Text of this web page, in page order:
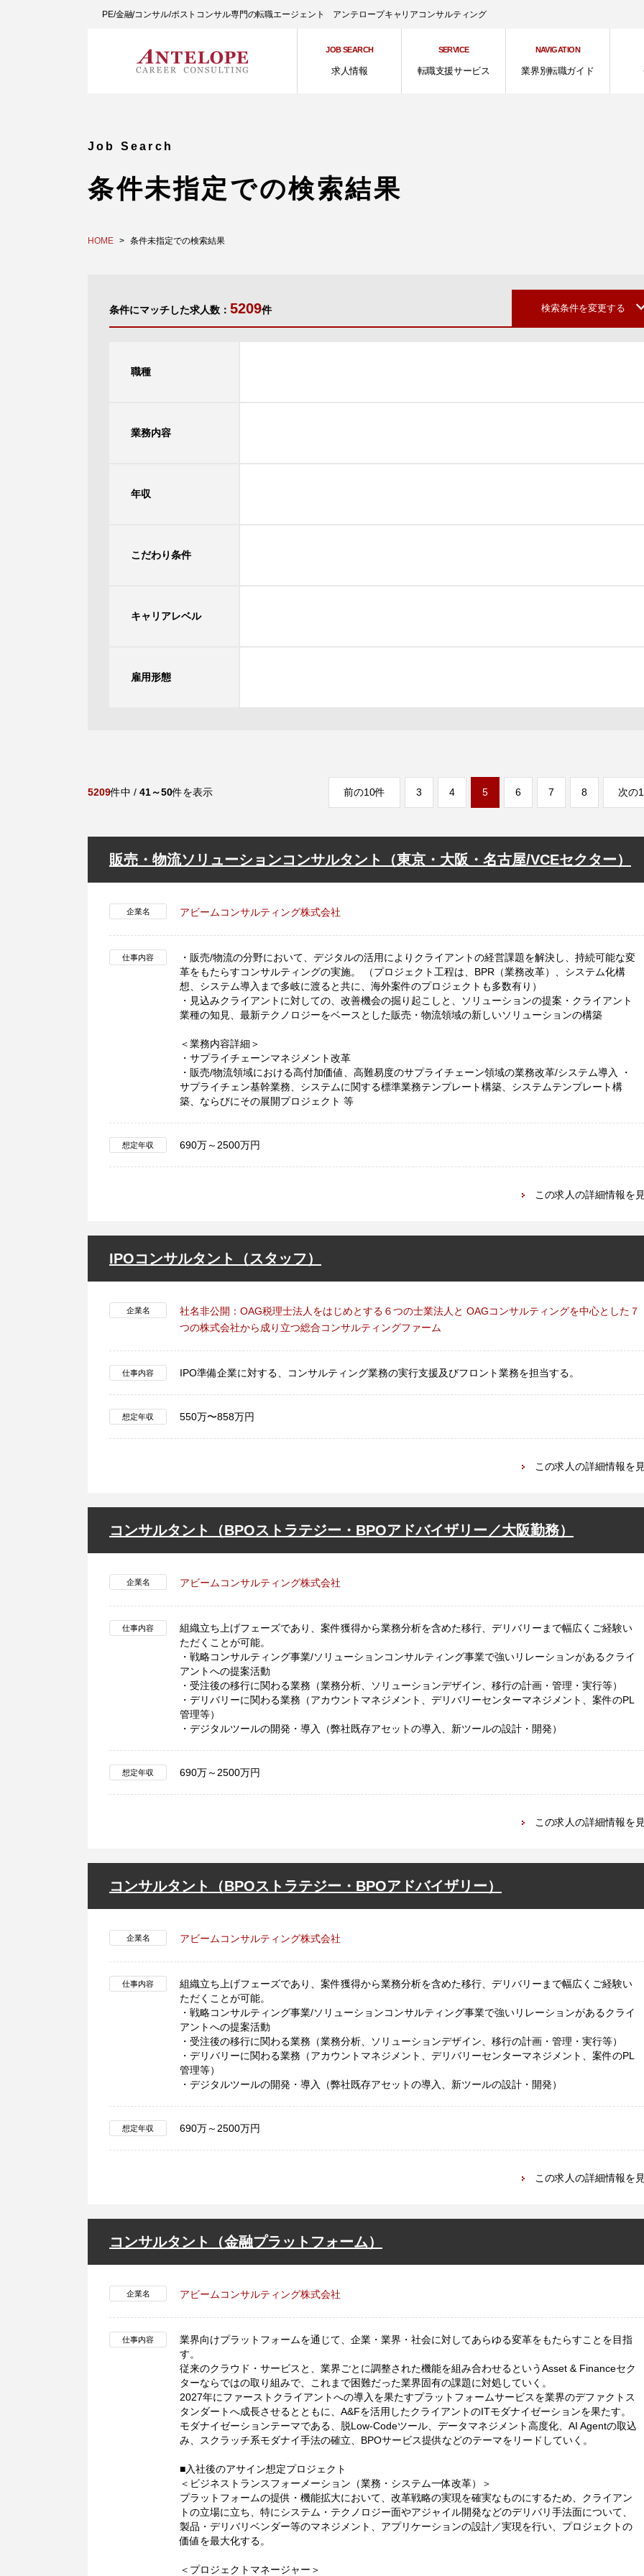
PE/金融/コンサル/ポストコンサル専門の転職エージェント アンテロープキャリアコンサルティング
JOB SEARCH
求人情報
SERVICE
転職支援サービス
NAVIGATION
業界別転職ガイド
Job Search
条件未指定での検索結果
HOME 条件未指定での検索結果
条件にマッチした求人数： 5209件 検索条件を変更する
職種
業務内容
年収
こだわり条件
キャリアレベル
雇用形態
5209件中 / 41～50件を表示 前の10件 3 4 5 6 7 8 次の
販売・物流ソリューションコンサルタント（東京・大阪・名古屋/VCEセクター）
企業名 アビームコンサルティング株式会社
仕事内容
・販売/物流の分野において、デジタルの活用によりクライアントの経営課題を解決し、持続可能な変
革をもたらすコンサルティングの実施。 （プロジェクト工程は、BPR（業務改革）、システム化構
想、システム導入まで多岐に渡ると共に、海外案件のプロジェクトも多数有り）
・見込みクライアントに対しての、改善機会の掘り起こしと、ソリューションの提案・クライアント
業種の知見、最新テクノロジーをベースとした販売・物流領域の新しいソリューションの構築
＜業務内容詳細＞
・サプライチェーンマネジメント改革
・販売/物流領域における高付加価値、高難易度のサプライチェーン領域の業務改革/システム導入 ・
サプライチェン基幹業務、システムに関する標準業務テンプレート構築、システムテンプレート構
築、ならびにその展開プロジェクト 等
想定年収 690万～2500万円
この求人の詳細情報を
IPOコンサルタント（スタッフ）
企業名
社名非公開：OAG税理士法人をはじめとする６つの士業法人と OAGコンサルティングを中心とした７
つの株式会社から成り立つ総合コンサルティングファーム
仕事内容 IPO準備企業に対する、コンサルティング業務の実行支援及びフロント業務を担当する。
想定年収 550万〜858万円
この求人の詳細情報を
コンサルタント（BPOストラテジー・BPOアドバイザリー／大阪勤務）
企業名 アビームコンサルティング株式会社
仕事内容
組織立ち上げフェーズであり、案件獲得から業務分析を含めた移行、デリバリーまで幅広くご経験い
ただくことが可能。
・戦略コンサルティング事業/ソリューションコンサルティング事業で強いリレーションがあるクライ
アントへの提案活動
・受注後の移行に関わる業務（業務分析、ソリューションデザイン、移行の計画・管理・実行等）
・デリバリーに関わる業務（アカウントマネジメント、デリバリーセンターマネジメント、案件のPL
管理等）
・デジタルツールの開発・導入（弊社既存アセットの導入、新ツールの設計・開発）
想定年収 690万～2500万円
この求人の詳細情報を
コンサルタント（BPOストラテジー・BPOアドバイザリー）
企業名 アビームコンサルティング株式会社
仕事内容
組織立ち上げフェーズであり、案件獲得から業務分析を含めた移行、デリバリーまで幅広くご経験い
ただくことが可能。
・戦略コンサルティング事業/ソリューションコンサルティング事業で強いリレーションがあるクライ
アントへの提案活動
・受注後の移行に関わる業務（業務分析、ソリューションデザイン、移行の計画・管理・実行等）
・デリバリーに関わる業務（アカウントマネジメント、デリバリーセンターマネジメント、案件のPL
管理等）
・デジタルツールの開発・導入（弊社既存アセットの導入、新ツールの設計・開発）
想定年収 690万～2500万円
この求人の詳細情報を
コンサルタント（金融プラットフォーム）
企業名 アビームコンサルティング株式会社
仕事内容
業界向けプラットフォームを通じて、企業・業界・社会に対してあらゆる変革をもたらすことを目指
す。
従来のクラウド・サービスと、業界ごとに調整された機能を組み合わせるというAsset & Financeセク
ターならではの取り組みで、これまで困難だった業界固有の課題に対処していく。
2027年にファーストクライアントへの導入を果たすプラットフォームサービスを業界のデファクトス
タンダートへ成長させるとともに、A&Fを活用したクライアントのITモダナイゼーションを果たす。
モダナイゼーションテーマである、脱Low-Codeツール、データマネジメント高度化、AI Agentの取込
み、スクラッチ系モダナイ手法の確立、BPOサービス提供などのテーマをリードしていく。
■入社後のアサイン想定プロジェクト
＜ビジネストランスフォーメーション（業務・システム一体改革）＞
プラットフォームの提供・機能拡大において、改革戦略の実現を確実なものにするため、クライアン
トの立場に立ち、特にシステム・テクノロジー面やアジャイル開発などのデリバリ手法面について、
製品・デリバリベンダー等のマネジメント、アプリケーションの設計／実現を行い、プロジェクトの
価値を最大化する。
＜プロジェクトマネージャー＞